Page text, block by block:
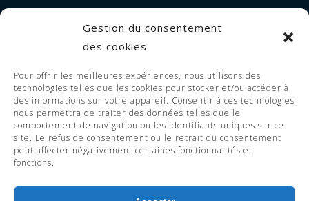
Gestion du consentement
des cookies
Pour offrir les meilleures expériences, nous utilisons des
technologies telles que les cookies pour stocker et/ou accéder à
des informations sur votre appareil. Consentir à ces technologies
nous permettra de traiter des données telles que le
comportement de navigation ou les identifiants uniques sur ce
site. Le refus de consentement ou le retrait du consentement
peut affecter négativement certaines fonctionnalités et
fonctions.
INFORMATION
À propos de nous
Prestations de service
FAQ
© 2023 Adorno Suites. All Rights